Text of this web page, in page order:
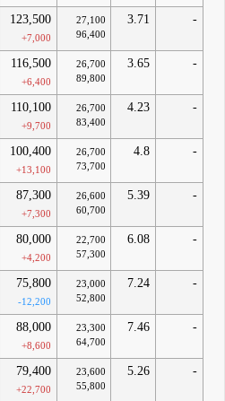
123,500
+7,000
27,100
96,400
3.71 -
116,500
+6,400
26,700
89,800
3.65 -
110,100
+9,700
26,700
83,400
4.23 -
100,400
+13,100
26,700
73,700
4.8 -
87,300
+7,300
26,600
60,700
5.39 -
80,000
+4,200
22,700
57,300
6.08 -
75,800
-12,200
23,000
52,800
7.24 -
88,000
+8,600
23,300
64,700
7.46 -
79,400
+22,700
23,600
55,800
5.26 -